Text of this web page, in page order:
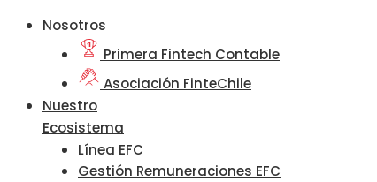
Nosotros
Primera Fintech Contable
Asociación FinteChile
Nuestro
Ecosistema
Línea EFC
Gestión Remuneraciones EFC